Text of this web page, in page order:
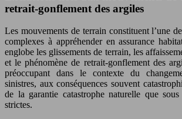
retrait-gonflement des argiles
Les mouvements de terrain constituent l’une
complexes à appréhender en assurance
englobe les glissements de terrain, les
et le phénomène de retrait-gonflement des
préoccupant dans le contexte du
sinistres, aux conséquences souvent
de la garantie catastrophe naturelle que
strictes.